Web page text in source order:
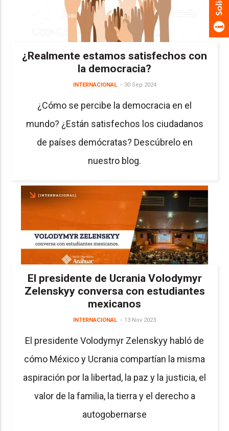
¿Realmente estamos satisfechos con
la democracia?
INTERNACIONAL 30 Sep 2024
¿Cómo se percibe la democracia en el
mundo? ¿Están satisfechos los ciudadanos
de países demócratas? Descúbrelo en
nuestro blog.
El presidente de Ucrania Volodymyr
Zelenskyy conversa con estudiantes
mexicanos
INTERNACIONAL 13 Nov 2023
El presidente Volodymyr Zelenskyy habló de
cómo México y Ucrania compartían la misma
aspiración por la libertad, la paz y la justicia, el
valor de la familia, la tierra y el derecho a
autogobernarse